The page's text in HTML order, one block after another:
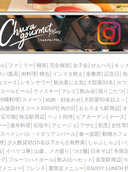
割烹 女性専用トイレあり
入店１時
炭火焼 ペイディ（給料日）
野菜
動物カフェ＆バー 屋富祖地区
ジ
熱燗 生け簀 獺祭 イタリ
しゃぶしゃぶ パクチー 炉端焼
グ 58KACHA-SEA
バイキング（
つけ麺 日本そば 冬限定メニ
ック プレミアムフライデー
牛串
ル 飲み比べセット 首里駅周辺
チーズタッカルビ 奥武山公園駅周辺
夏限定メニュー ENJOY LUNCH 特
儀保駅周辺
ファミリー 個室 完全個室 女子会 せんべろ キッ
パ最高 肉料理 模合 インスタ映え 座敷席 記念日
コース レモンサワー 観光客に人気 大部屋30名 カウ
ールビール ウィスキー テレビ 飲み会 掘りごたつ
縄料理 スイーツ 結納・顔会わせ 大部屋50名以上～
放題付きコース3000円 肉の日 おもろまち駅周辺
応可能 牧志駅周辺 ペット同伴 ビアガーデン チーズ
ー 激辛料理 石垣牛 アヒージョ アサヒ 割烹 女性専
スペインバル・イタリアンバール 食べ放題 動物カフ
少人数貸切(15名以下から) 島野菜 しゃぶしゃぶ パ
イベリコ豚 山盛、メガ盛り つけ麺 日本そば 冬限
フルーツハイボール 飲み比べセット 首里駅周辺
メニュー フレンチ 夏限定メニュー ENJOY LUNCH